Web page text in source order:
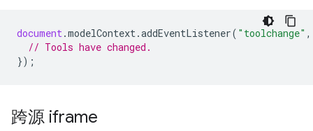
document.modelContext.addEventListener( "toolchange" ,
// Tools have changed.
});
跨源 iframe